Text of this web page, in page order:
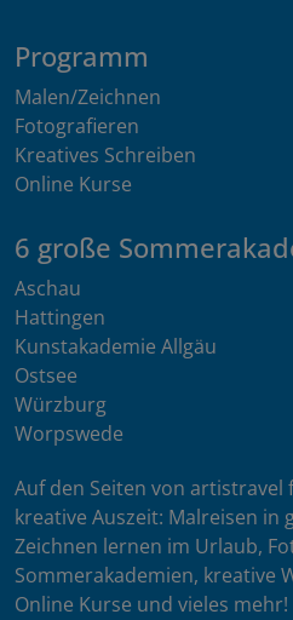
Programm
Malen/Zeichnen
Fotografieren
Kreatives Schreiben
Online Kurse
6 große
Aschau
Hattingen
Kunstakademie Allgäu
Ostsee
Würzburg
Worpswede
Auf den Seiten von artistravel
kreative Auszeit: Malreisen in
Zeichnen lernen im Urlaub,
Sommerakademien, kreative
Online Kurse und vieles mehr!